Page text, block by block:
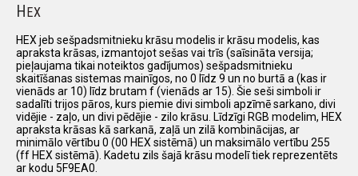
HEX
HEX jeb sešpadsmitnieku krāsu modelis ir krāsu modelis, kas
apraksta krāsas, izmantojot sešas vai trīs (saīsināta versija;
pieļaujama tikai noteiktos gadījumos) sešpadsmitnieku
skaitīšanas sistemas mainīgos, no 0 līdz 9 un no burtā a (kas ir
vienāds ar 10) līdz brutam f (vienāds ar 15). Šie seši simboli ir
sadalīti trijos pāros, kurs piemie divi simboli apzīmē sarkano, divi
vidējie - zaļo, un divi pēdējie - zilo krāsu. Līdzīgi RGB modelim, HEX
apraksta krāsas kā sarkanā, zaļā un zilā kombinācijas, ar
minimālo vērtību 0 (00 HEX sistēmā) un maksimālo vertību 255
(ff HEX sistēmā). Kadetu zils šajā krāsu modelī tiek reprezentēts
ar kodu 5F9EA0.